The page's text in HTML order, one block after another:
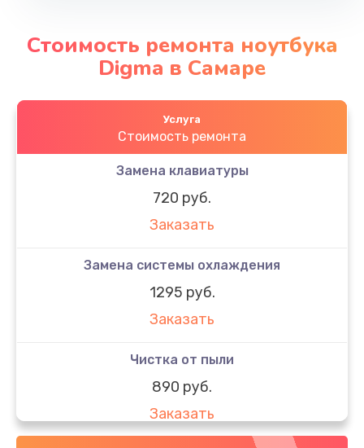
Стоимость ремонта ноутбука
Digma в Самаре
Услуга
Стоимость ремонта
Замена клавиатуры
720 руб.
Заказать
Замена системы охлаждения
1295 руб.
Заказать
Чистка от пыли
890 руб.
Заказать